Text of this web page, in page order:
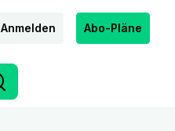
Anmelden Abo-Pläne